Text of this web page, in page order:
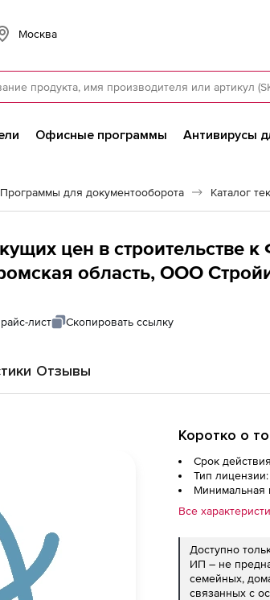
Москва
Офисные программы Антивирусы
Программы для документооборота Каталог
цен в строительстве
область, ООО
место
лист Скопировать ссылку
Отзывы
Коротко о
Срок
Тип
Минимальная
Все
Доступно
ИП – не
семейных,
связанных с